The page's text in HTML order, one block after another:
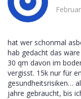
hat wer schonmal
hab gedacht das
30 qm davon im
vergisst. 15k nur für
gesundheitsrisiken…
jahre gebraucht, bis